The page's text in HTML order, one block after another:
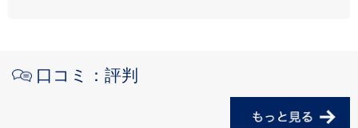
口コミ：評判